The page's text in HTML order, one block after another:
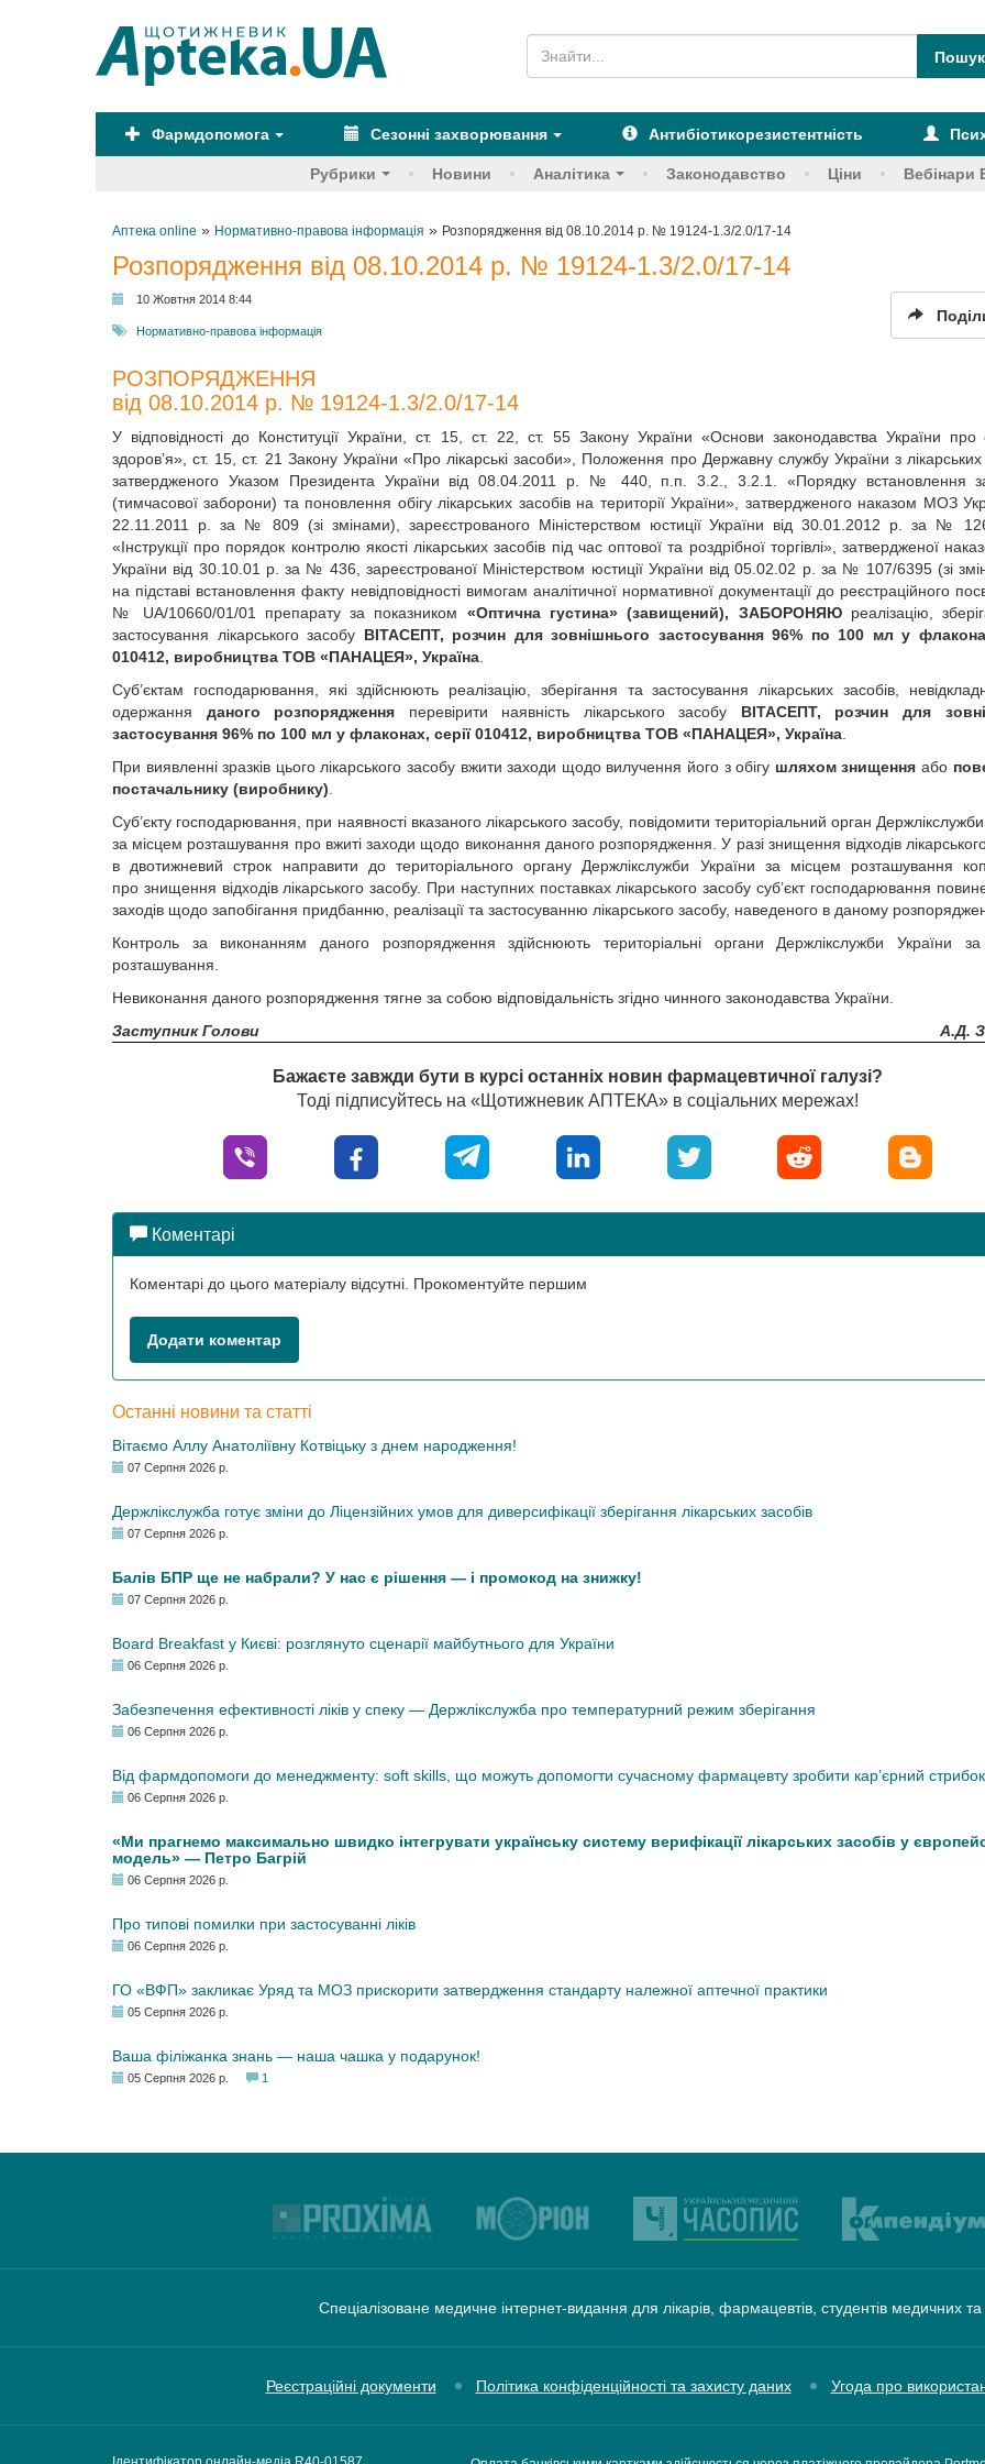
Фармдопомога Сезонні захворювання Антибіотикорезистентність
Рубрики Новини Аналітика Законодавство Ціни Вебінари
Аптека online » Нормативно-правова інформація » Розпорядження від 08.10.2014 р. № 19124-1.3/2.0/17-14
Розпорядження від 08.10.2014 р. № 19124-1.3/2.0/17-14
10 Жовтня 2014 8:44
Нормативно-правова інформація
РОЗПОРЯДЖЕННЯ
від 08.10.2014 р. № 19124-1.3/2.0/17-14
У відповідності до Конституції України, ст. 15, ст. 22, ст. 55 Закону України «Основи законодавства України про
здоров’я», ст. 15, ст. 21 Закону України «Про лікарські засоби», Положення про Державну службу України з лікарських
затвердженого Указом Президента України від 08.04.2011 р. № 440, п.п. 3.2., 3.2.1. «Порядку встановлення
(тимчасової заборони) та поновлення обігу лікарських засобів на території України», затвердженого наказом МОЗ
22.11.2011 р. за № 809 (зі змінами), зареєстрованого Міністерством юстиції України від 30.01.2012 р. за №
«Інструкції про порядок контролю якості лікарських засобів під час оптової та роздрібної торгівлі», затвердженої
України від 30.10.01 р. за № 436, зареєстрованої Міністерством юстиції України від 05.02.02 р. за № 107/6395 (зі
на підставі встановлення факту невідповідності вимогам аналітичної нормативної документації до реєстраційного
№ UA/10660/01/01 препарату за показником «Оптична густина» (завищений), ЗАБОРОНЯЮреалізацію,
застосування лікарського засобу ВІТАСЕПТ, розчин для зовнішнього застосування 96% по 100 мл у
010412, виробництва ТОВ «ПАНАЦЕЯ», Україна
Суб’єктам господарювання, які здійснюють реалізацію, зберігання та застосування лікарських засобів,
одержання даного розпорядження перевірити наявність лікарського засобу ВІТАСЕПТ, розчин для
застосування 96% по 100 мл у флаконах, серії 010412, виробництва ТОВ «ПАНАЦЕЯ», Україна
При виявленні зразків цього лікарського засобу вжити заходи щодо вилучення його з обігу шляхом знищення або
постачальнику (виробнику)
Суб’єкту господарювання, при наявності вказаного лікарського засобу, повідомити територіальний орган
за місцем розташування про вжиті заходи щодо виконання даного розпорядження. У разі знищення відходів
в двотижневий строк направити до територіального органу Держлікслужби України за місцем розташування
про знищення відходів лікарського засобу. При наступних поставках лікарського засобу суб’єкт господарювання
заходів щодо запобігання придбанню, реалізації та застосуванню лікарського засобу, наведеного в даному
Контроль за виконанням даного розпорядження здійснюють територіальні органи Держлікслужби України
розташування.
Невиконання даного розпорядження тягне за собою відповідальність згідно чинного законодавства України.
Заступник Голови
А.Д.
Бажаєте завжди бути в курсі останніх новин фармацевтичної галузі?
Тоді підписуйтесь на «Щотижневик АПТЕКА» в соціальних мережах!
Коментарі
Коментарі до цього матеріалу відсутні. Прокоментуйте першим
Додати коментар
Останні новини та статті
Вітаємо Аллу Анатоліївну Котвіцьку з днем народження!
07 Серпня 2026 р.
Держлікслужба готує зміни до Ліцензійних умов для диверсифікації зберігання лікарських засобів
07 Серпня 2026 р.
Балів БПР ще не набрали? У нас є рішення — і промокод на знижку!
07 Серпня 2026 р.
Board Breakfast у Києві: розглянуто сценарії майбутнього для України
06 Серпня 2026 р.
Забезпечення ефективності ліків у спеку — Держлікслужба про температурний режим зберігання
06 Серпня 2026 р.
Від фармдопомоги до менеджменту: soft skills, що можуть допомогти сучасному фармацевту зробити кар’єрний стрибок
06 Серпня 2026 р.
«Ми прагнемо максимально швидко інтегрувати українську систему верифікації лікарських засобів у
модель» — Петро Багрій
06 Серпня 2026 р.
Про типові помилки при застосуванні ліків
06 Серпня 2026 р.
ГО «ВФП» закликає Уряд та МОЗ прискорити затвердження стандарту належної аптечної практики
05 Серпня 2026 р.
Ваша філіжанка знань — наша чашка у подарунок!
05 Серпня 2026 р. 1
Спеціалізоване медичне інтернет-видання для лікарів, фармацевтів, студентів медичних
Реєстраційні документи Політика конфіденційності та захисту даних Угода про